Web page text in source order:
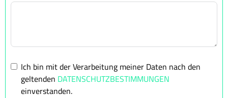
Ich bin mit der Verarbeitung meiner Daten nach den
geltenden DATENSCHUTZBESTIMMUNGEN
einverstanden.